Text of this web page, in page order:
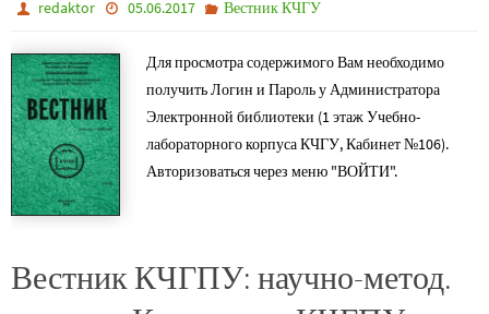
redaktor 05.06.2017 Вестник КЧГУ
Для просмотра содержимого Вам необходимо
получить Логин и Пароль у Администратора
Электронной библиотеки (1 этаж Учебно-
лабораторного корпуса КЧГУ, Кабинет №106).
Авторизоваться через меню "ВОЙТИ".
Вестник КЧГПУ: научно-метод.